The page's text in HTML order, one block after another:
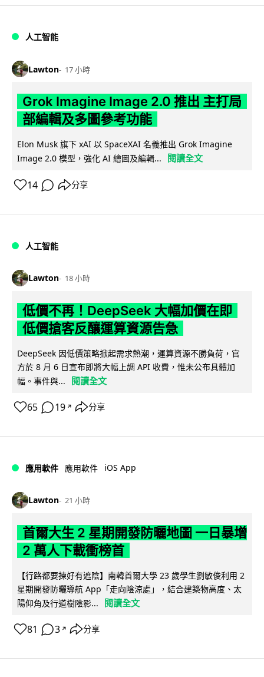
人工智能
Lawton 17 小時
Grok Imagine Image 2.0 推出 主打局
部編輯及多圖參考功能
Elon Musk 旗下 xAI 以 SpaceXAI 名義推出 Grok Imagine
Image 2.0 模型，強化 AI 繪圖及編輯...
閱讀全文
14 分享
人工智能
Lawton 18 小時
低價不再！DeepSeek 大幅加價在即
低價搶客反釀運算資源告急
DeepSeek 因低價策略掀起需求熱潮，運算資源不勝負荷，官
方於 8 月 6 日宣布即將大幅上調 API 收費，惟未公布具體加
幅。事件與...
閱讀全文
65 19 ↗ 分享
應用軟件 應用軟件 iOS App
Lawton 21 小時
首爾大生 2 星期開發防曬地圖 一日暴增
2 萬人下載衝榜首
【行路都要揀好有遮陰】南韓首爾大學 23 歲學生劉敏俊利用 2
星期開發防曬導航 App「走向陰涼處」，結合建築物高度、太
陽仰角及行道樹陰影...
閱讀全文
81 3 ↗ 分享